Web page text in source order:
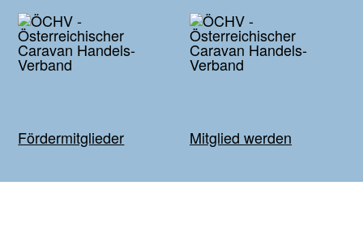
Fördermitglieder Mitglied werden